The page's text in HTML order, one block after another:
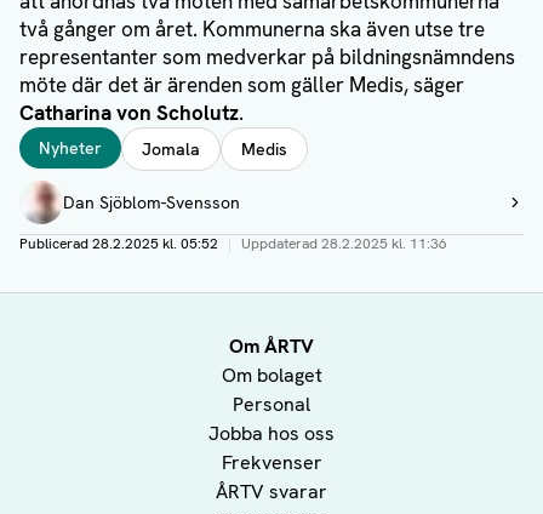
två gånger om året. Kommunerna ska även utse tre
representanter som medverkar på bildningsnämndens
möte där det är ärenden som gäller Medis, säger
Catharina von Scholutz.
Taggar
Nyheter Jomala Medis
Författare
Dan Sjöblom-Svensson
Visa profil
Publicerad28.2.2025 kl. 05:52 | Uppdaterad28.2.2025 kl. 11:36
Om ÅRTV
Om bolaget
Personal
Jobba hos oss
Frekvenser
ÅRTV svarar